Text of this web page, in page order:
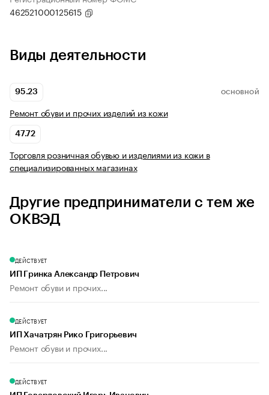
462521000125615
Виды деятельности
95.23 ОСНОВНОЙ
Ремонт обуви и прочих изделий из кожи
47.72
Торговля розничная обувью и изделиями из кожи в
специализированных магазинах
Другие предприниматели с тем же
ОКВЭД
ДЕЙСТВУЕТ
ИП Гринка Александр Петрович
Ремонт обуви и прочих...
ДЕЙСТВУЕТ
ИП Хачатрян Рико Григорьевич
Ремонт обуви и прочих...
ДЕЙСТВУЕТ